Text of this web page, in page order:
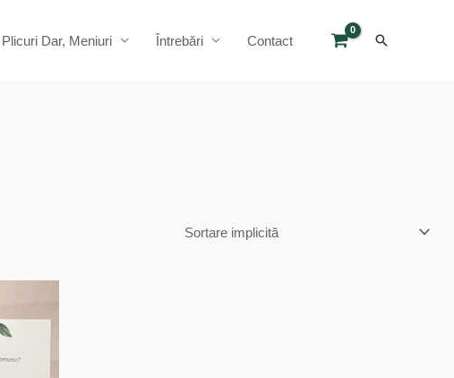
Plicuri Dar, Meniuri Întrebări Contact Search